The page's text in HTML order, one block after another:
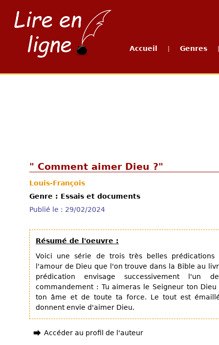
Accueil Genres
" Comment aimer Dieu ?"
Louis-François
Genre : Essais et documents
Publié le : 29/02/2024
Résumé de l'oeuvre :
Voici une série de trois très belles
l'amour de Dieu que l'on trouve dans la Bible au
prédication envisage successivement l'un
commandement : Tu aimeras le Seigneur ton
ton âme et de toute ta force. Le tout est
donnent envie d'aimer Dieu.
Accéder au profil de l'auteur